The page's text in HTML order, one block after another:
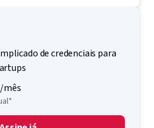
de credenciais para
mês